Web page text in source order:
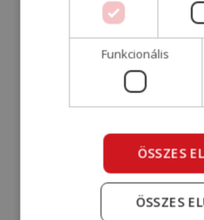
Szállítás
Szállítás
Szállítás
Szállítás
Funkcionális
ÖSSZES
ÖSSZES